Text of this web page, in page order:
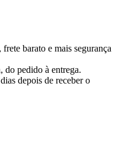
frete barato e mais segurança
do pedido à entrega.
depois de receber o